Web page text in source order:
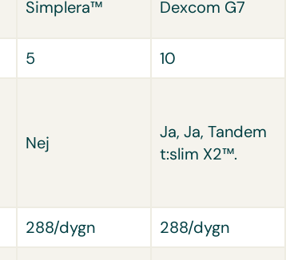
Simplera™ Dexcom G7
5 10
Nej
Ja, Ja, Tandem
t:slim X2™.
288/dygn 288/dygn